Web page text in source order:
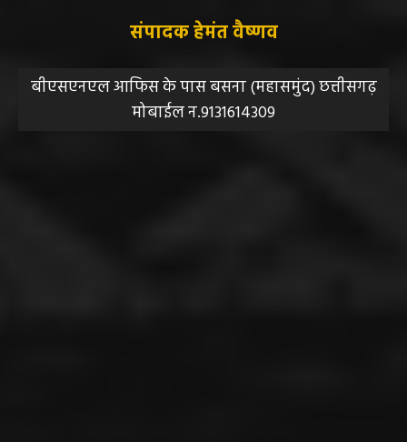
संपादक हेमंत वैष्णव
बीएसएनएल आफिस के पास बसना (महासमुंद) छत्तीसगढ़
मोबाईल न.9131614309